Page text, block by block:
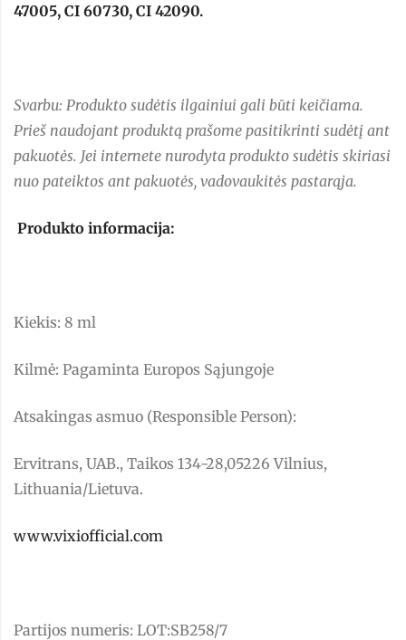
47005, CI 60730, CI 42090.
Svarbu: Produkto sudėtis ilgainiui gali būti keičiama.
Prieš naudojant produktą prašome pasitikrinti sudėtį ant
pakuotės. Jei internete nurodyta produkto sudėtis skiriasi
nuo pateiktos ant pakuotės, vadovaukitės pastarąja.
Produkto informacija:
Kiekis: 8 ml
Kilmė: Pagaminta Europos Sąjungoje
Atsakingas asmuo (Responsible Person):
Ervitrans, UAB., Taikos 134-28,05226 Vilnius,
Lithuania/Lietuva.
www.vixiofficial.com
Partijos numeris: LOT:SB258/7